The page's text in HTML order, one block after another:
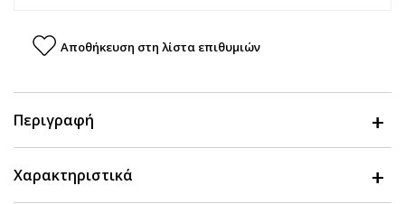
Αποθήκευση στη λίστα επιθυμιών
Περιγραφή
Χαρακτηριστικά